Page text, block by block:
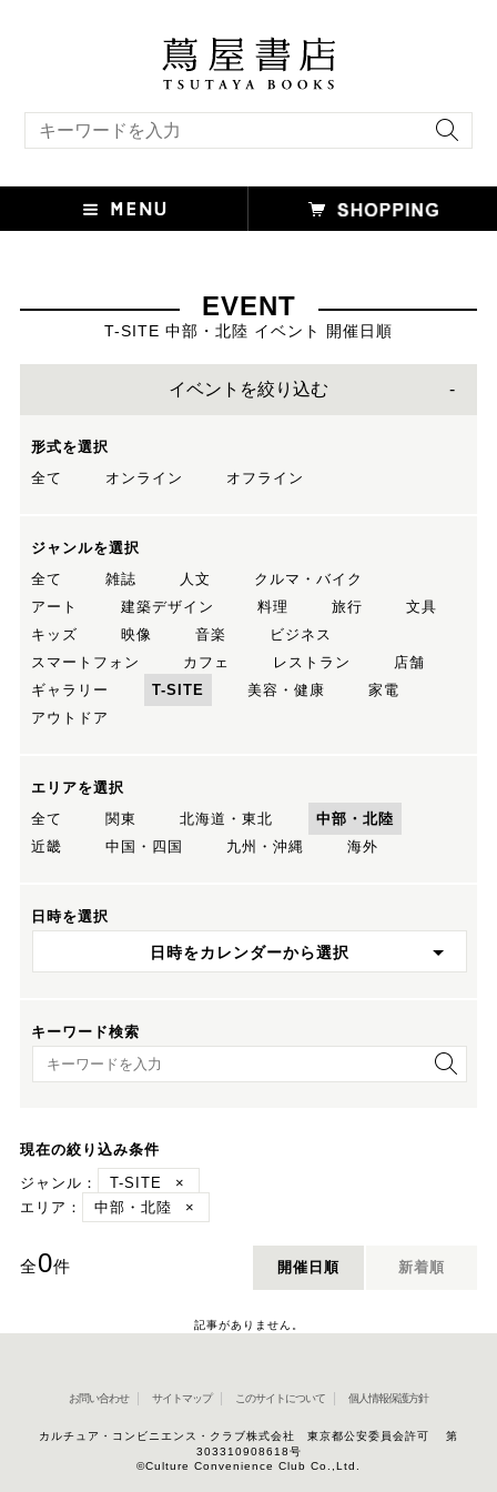
EVENT
T-SITE 中部・北陸 イベント 開催日順
イベントを絞り込む
形式を選択
全て
オンライン オフライン
ジャンルを選択
全て
雑誌 人文
クルマ・バイク
アート
建築デザイン 料理 旅行
文具
キッズ
映像 音楽
ビジネス
スマートフォン
カフェ レストラン
店舗
ギャラリー
T-SITE 美容・健康
家電
アウトドア
エリアを選択
全て
関東 北海道・東北
中部・北陸
近畿
中国・四国 九州・沖縄 海外
日時を選択
日時をカレンダーから選択
キーワード検索
キーワード検索
現在の絞り込み条件
ジャンル：
T-SITE
×
エリア：
中部・北陸 ×
全0件 開催日順 新着順
記事がありません。
お問い合わせ サイトマップ このサイトについて 個人情報保護方針
カルチュア・コンビニエンス・クラブ株式会社 東京都公安委員会許可 第
303310908618号
©Culture Convenience Club Co.,Ltd.